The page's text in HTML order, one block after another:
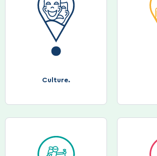
Culture.